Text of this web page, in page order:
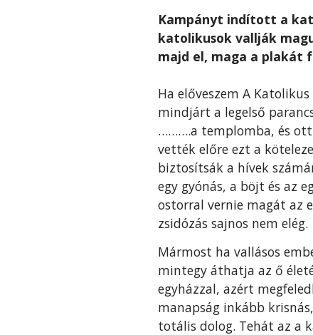
Kampányt indított a
katolikusok vallják
majd el, maga a plakát
Ha előveszem A
mindjárt a legelső
……….a templomba, és ott
vették előre ezt a
biztosítsák a hívek
egy gyónás, a böjt és az
ostorral vernie magát az
zsidózás sajnos nem elég.
Mármost ha vallásos
mintegy áthatja az ő
egyházzal, azért
manapság inkább
totális dolog. Tehát az a